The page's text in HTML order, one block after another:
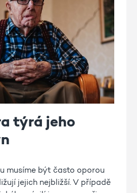
týrá jeho
musíme být často oporou
jejich nejbližší. V případě